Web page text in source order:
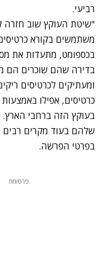
רביעי.
"שיטת העוקץ שוב חזרה
משתמשים בקורא
בכספומט, מתעדות את
בדירה שהם שוכרים הם
ומעתיקים לכרטיסים
כרטיסים, אפילו
בעוקץ הזה ברחבי הארץ.
שלהם בעוד מקרים רבים
בפרטי הפרשה.
פרסומת